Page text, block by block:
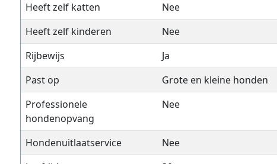
Heeft zelf katten
Nee
Heeft zelf kinderen
Nee
Rijbewijs
Ja
Past op
Grote en kleine honden
Professionele
hondenopvang
Nee
Hondenuitlaatservice
Nee